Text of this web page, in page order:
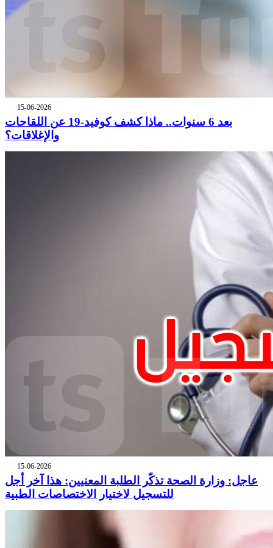
15-06-2026
بعد 6 سنوات.. ماذا كشف كوفيد-19 عن اللقاحات
والإغلاقات؟
15-06-2026
عاجل: وزارة الصحة تذكّر الطلبة المعنيين: هذا آخر أجل
للتسجيل لاختيار الاختصاصات الطبية